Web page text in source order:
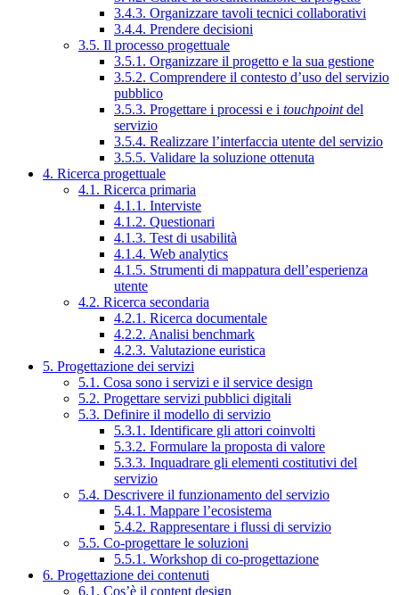
3.4.3. Organizzare tavoli tecnici collaborativi
3.4.4. Prendere decisioni
3.5. Il processo progettuale
3.5.1. Organizzare il progetto e la sua gestione
3.5.2. Comprendere il contesto d’uso del servizio
pubblico
3.5.3. Progettare i processi e i touchpointdel
servizio
3.5.4. Realizzare l’interfaccia utente del servizio
3.5.5. Validare la soluzione ottenuta
4. Ricerca progettuale
4.1. Ricerca primaria
4.1.1. Interviste
4.1.2. Questionari
4.1.3. Test di usabilità
4.1.4. Web analytics
4.1.5. Strumenti di mappatura dell’esperienza
utente
4.2. Ricerca secondaria
4.2.1. Ricerca documentale
4.2.2. Analisi benchmark
4.2.3. Valutazione euristica
5. Progettazione dei servizi
5.1. Cosa sono i servizi e il service design
5.2. Progettare servizi pubblici digitali
5.3. Definire il modello di servizio
5.3.1. Identificare gli attori coinvolti
5.3.2. Formulare la proposta di valore
5.3.3. Inquadrare gli elementi costitutivi del
servizio
5.4. Descrivere il funzionamento del servizio
5.4.1. Mappare l’ecosistema
5.4.2. Rappresentare i flussi di servizio
5.5. Co-progettare le soluzioni
5.5.1. Workshop di co-progettazione
6. Progettazione dei contenuti
6.1. Cos’è il content design